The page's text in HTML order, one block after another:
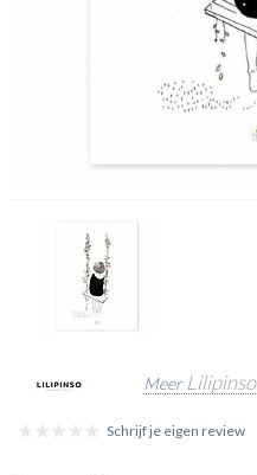
Meer Lilipinso
Schrijf je eigen review